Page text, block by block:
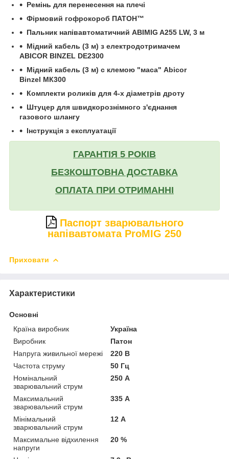
Ремінь для перенесення на плечі
Фірмовий гофрокороб ПАТОН™
Пальник напівавтоматичний ABIMIG A255 LW, 3 м
Мідний кабель (3 м) з електродотримачем
ABICOR BINZEL DE2300
Мідний кабель (3 м) с клемою "маса" Abicor
Binzel МК300
Комплекти роликів для 4-х діаметрів дроту
Штуцер для швидкорознімного з'єднання
газового шлангу
Інструкція з експлуатації
ГАРАНТІЯ 5 РОКІВ
БЕЗКОШТОВНА ДОСТАВКА
ОПЛАТА ПРИ ОТРИМАННІ
Паспорт зварювального
напівавтомата ProMIG 250
Приховати
Характеристики
Основні
Країна виробник
Україна
Виробник
Патон
Напруга живильної мережі
220 В
Частота струму
50 Гц
Номінальний
зварювальний струм
250 А
Максимальний
зварювальний струм
335 А
Мінімальний
зварювальний струм
12 А
Максимальне відхилення
напруги
20 %